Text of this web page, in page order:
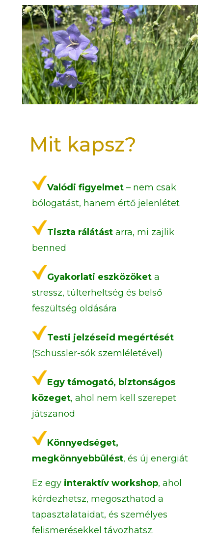
Mit kapsz?
Valódi figyelmet– nem csak
bólogatást, hanem értő jelenlétet
Tiszta rálátástarra, mi zajlik
benned
Gyakorlati eszközöketa
stressz, túlterheltség és belső
feszültség oldására
Testi jelzéseid megértését
(Schüssler-sók szemléletével)
Egy támogató, biztonságos
közeget, ahol nem kell szerepet
játszanod
Könnyedséget,
megkönnyebbülést, és új energiát
Ez egyinteraktív workshop, ahol
kérdezhetsz, megoszthatod a
tapasztalataidat, és személyes
felismerésekkel távozhatsz.